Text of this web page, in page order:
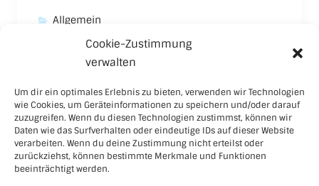
Cookie-Zustimmung
verwalten
Um dir ein optimales Erlebnis zu bieten, verwenden wir Technologien
wie Cookies, um Geräteinformationen zu speichern und/oder darauf
zuzugreifen. Wenn du diesen Technologien zustimmst, können wir
Daten wie das Surfverhalten oder eindeutige IDs auf dieser Website
verarbeiten. Wenn du deine Zustimmung nicht erteilst oder
zurückziehst, können bestimmte Merkmale und Funktionen
beeinträchtigt werden.
Allgemein
New Balance
Nike
Puma